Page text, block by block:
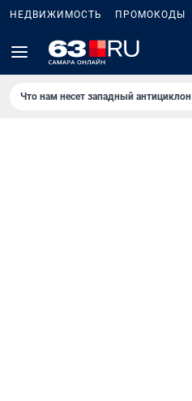
НЕДВИЖИМОСТЬ ПРОМОКОДЫ
Что нам несет западный антициклон